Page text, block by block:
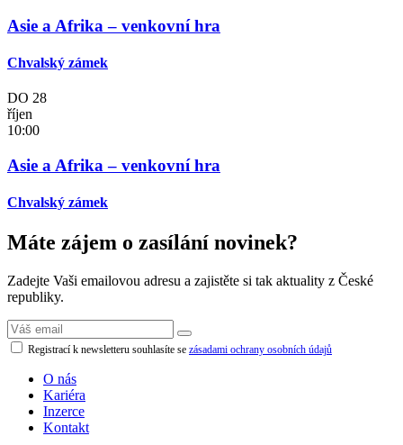
Asie a Afrika – venkovní hra
Chvalský zámek
DO 28
říjen
10:00
Asie a Afrika – venkovní hra
Chvalský zámek
Máte zájem o zasílání novinek?
Zadejte Vaši emailovou adresu a zajistěte si tak aktuality z České
republiky.
Registrací k newsletteru souhlasíte se zásadami ochrany osobních údajů
O nás
Kariéra
Inzerce
Kontakt